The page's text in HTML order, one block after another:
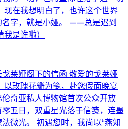
现在我想明白了，也许这个世界
名字，就是小娅。 ——总是迟到
是谁啦）
莱娅阁下的信函 敬爱的戈莱娅
玫瑰花瓣为笺，赴您假面晚宴
奇亚私人博物馆首次公众开放
五日，双重星光落于信笺，连墨
微光。 初遇您时，我尚以“燕知